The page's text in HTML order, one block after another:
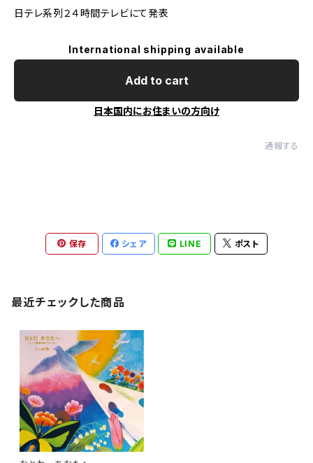
日テレ系列２４時間テレビにて発表
International shipping available
Add to cart
日本国内にお住まいの方向け
通報する
保存 シェア LINE ポスト
最近チェックした商品